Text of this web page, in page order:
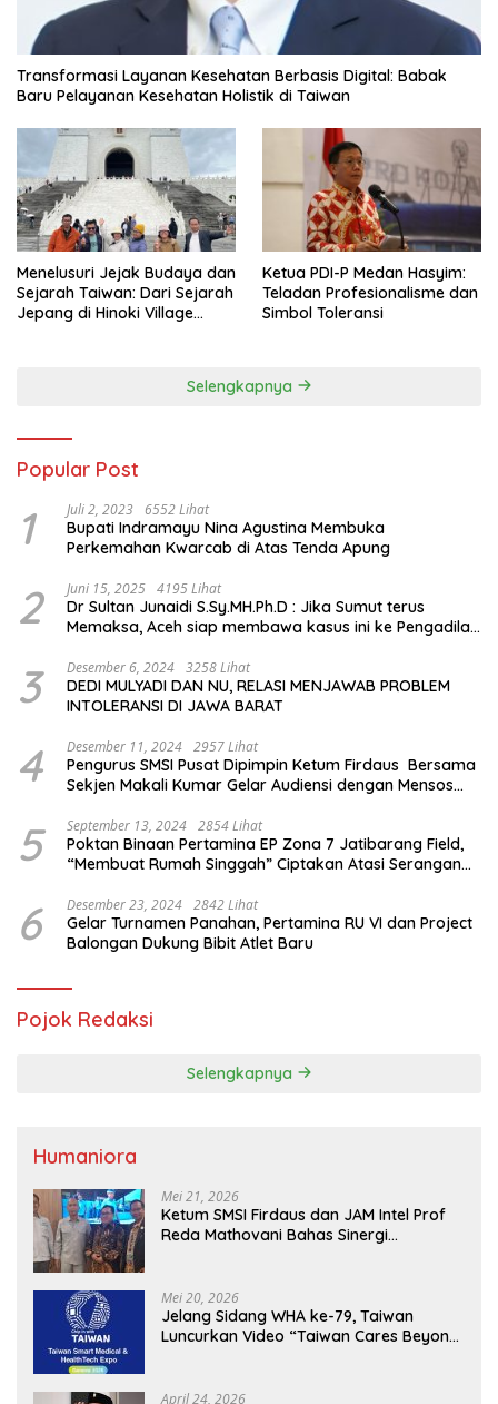
Transformasi Layanan Kesehatan Berbasis Digital: Babak
Baru Pelayanan Kesehatan Holistik di Taiwan
Menelusuri Jejak Budaya dan
Sejarah Taiwan: Dari Sejarah
Jepang di Hinoki Village
Ketua PDI-P Medan Hasyim:
Teladan Profesionalisme dan
Simbol Toleransi
Selengkapnya
Popular Post
1 Juli 2, 2023 6552 Lihat
Bupati Indramayu Nina Agustina Membuka
Perkemahan Kwarcab di Atas Tenda Apung
2 Juni 15, 2025 4195 Lihat
Dr Sultan Junaidi S.Sy.MH.Ph.D : Jika Sumut terus
Memaksa, Aceh siap membawa kasus ini ke Pengadilan
3 Desember 6, 2024 3258 Lihat
DEDI MULYADI DAN NU, RELASI MENJAWAB PROBLEM
INTOLERANSI DI JAWA BARAT
4 Desember 11, 2024 2957 Lihat
Pengurus SMSI Pusat Dipimpin Ketum Firdaus Bersama
Sekjen Makali Kumar Gelar Audiensi dengan Mensos
5 September 13, 2024 2854 Lihat
Poktan Binaan Pertamina EP Zona 7 Jatibarang Field,
“Membuat Rumah Singgah” Ciptakan Atasi Serangan
6 Desember 23, 2024 2842 Lihat
Gelar Turnamen Panahan, Pertamina RU VI dan Project
Balongan Dukung Bibit Atlet Baru
Pojok Redaksi
Selengkapnya
Humaniora
Mei 21, 2026
Ketum SMSI Firdaus dan JAM Intel Prof
Reda Mathovani Bahas Sinergi
MBG, Perkuat Pengawasan Program
Pemerintah
Mei 20, 2026
Jelang Sidang WHA ke-79, Taiwan
Luncurkan Video “Taiwan Cares Beyond
April 24, 2026